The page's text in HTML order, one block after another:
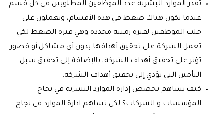
تقدر الموارد البشرية عدد الموظفين المطلوبين في كل قسم
عندما يكون هناك ضغط في هذه الأقسام، ويعملون على
جلب الموظفين لفترة زمنية محددة وهي فترة الضغط لكي
تعمل الشركة على تحقيق أهدافها بدون أي مشاكل أو قصور
تؤثر على تحقيق أهداف الشركة، بالإضافة إلى تحقيق سبل
التأمين التي تؤدي إلى تحقيق أهداف الشركة.
كيف يساهم تخصص إدارة الموارد البشرية في نجاح
المؤسسات و الشركات؟ لكي تساهم ادارة الموارد في نجاح